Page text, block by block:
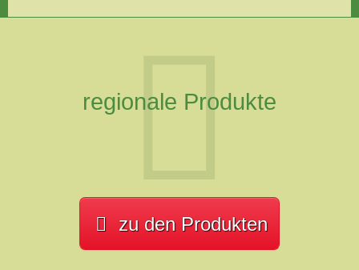
regionale Produkte
zu den Produkten